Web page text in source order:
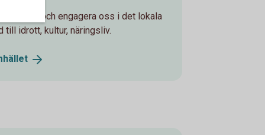
ansvar och engagera oss i det lokala
idrott, kultur, näringsliv.